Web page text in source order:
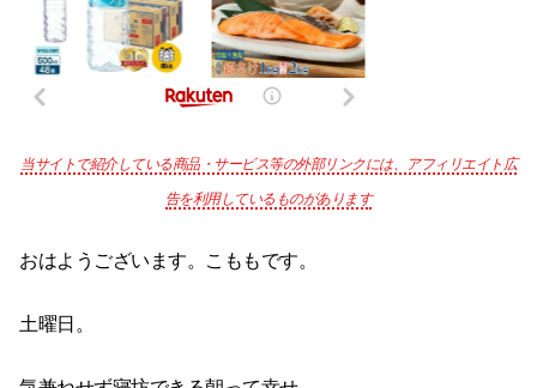
当サイトで紹介している商品・サービス等の外部リンクには、アフィリエイト広
告を利用しているものがあります
おはようございます。こももです。
土曜日。